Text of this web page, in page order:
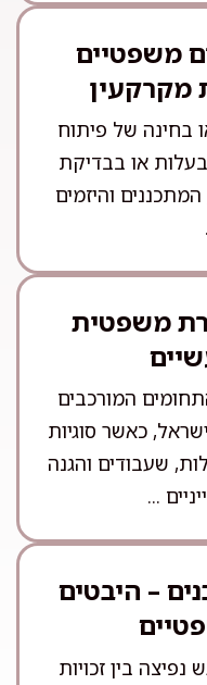
משפטיים
מקרקעין
בחינה של פיתוח
או בבדיקת
והיזמים
משפטית
המורכבים
כאשר סוגיות
שעבודים והגנה
...
– היבטים
נפיצה בין זכויות